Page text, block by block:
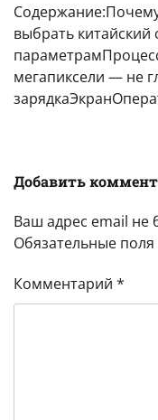
выбрать
мегапиксели — не
Добавить
Ваш адрес email не
Обязательные
Комментарий *